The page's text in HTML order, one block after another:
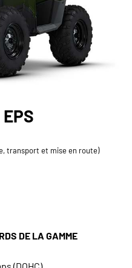
transport et mise en route)
DE LA GAMME